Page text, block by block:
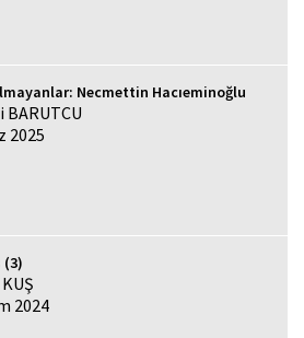
Necmettin Hacıeminoğlu
BARUTCU
2025
(3)
2024